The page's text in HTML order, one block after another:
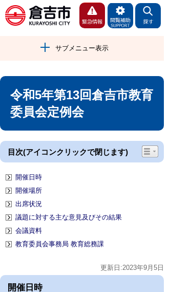
サブメニュー表示
令和5年第13回倉吉市教育
委員会定例会
目次(アイコンクリックで閉じます)
開催日時
開催場所
出席状況
議題に対する主な意見及びその結果
会議資料
教育委員会事務局 教育総務課
更新日:2023年9月5日
開催日時